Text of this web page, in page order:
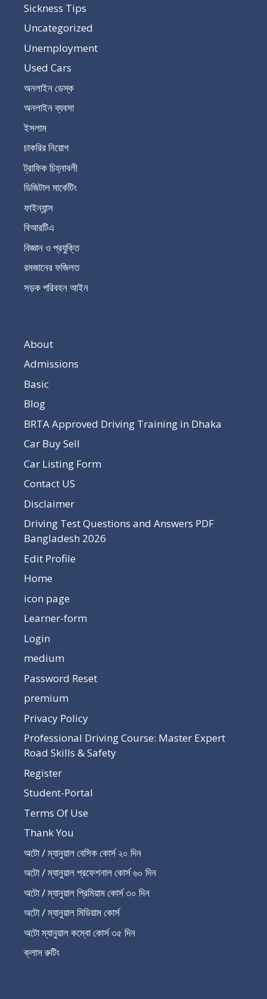
Sickness Tips
Uncategorized
Unemployment
Used Cars
অনলাইন ডেস্ক
অনলাইন ব্যবসা
ইসলাম
চাকরির নিয়োগ
ট্রাফিক চিহ্নাবলী
ডিজিটাল মার্কেটিং
ফাইন্যান্স
বিআরটিএ
বিজ্ঞান ও প্রযুক্তি
রমজানের ফজিলত
সড়ক পরিবহন আইন
About
Admissions
Basic
Blog
BRTA Approved Driving Training in Dhaka
Car Buy Sell
Car Listing Form
Contact US
Disclaimer
Driving Test Questions and Answers PDF
Bangladesh 2026
Edit Profile
Home
icon page
Learner-form
Login
medium
Password Reset
premium
Privacy Policy
Professional Driving Course: Master Expert
Road Skills & Safety
Register
Student-Portal
Terms Of Use
Thank You
অটো / ম্যানুয়াল বেসিক কোর্স ২০ দিন
অটো / ম্যানুয়াল প্রফেশনাল কোর্স ৬০ দিন
অটো / ম্যানুয়াল প্রিমিয়াম কোর্স ৩০ দিন
অটো / ম্যানুয়াল মিডিয়াম কোর্স
অটো ম্যানুয়াল কম্বো কোর্স ৩৫ দিন
ক্লাস রুটিং